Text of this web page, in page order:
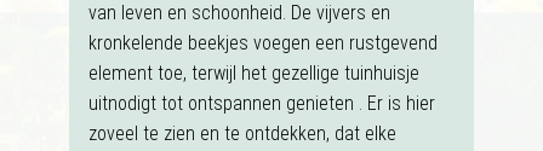
van leven en schoonheid. De vijvers en
kronkelende beekjes voegen een rustgevend
element toe, terwijl het gezellige tuinhuisje
uitnodigt tot ontspannen genieten . Er is hier
zoveel te zien en te ontdekken, dat elke